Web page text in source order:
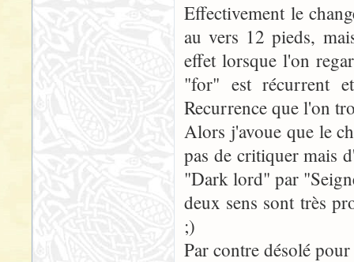
Effectivement le
au vers 12 pieds,
effet lorsque l'on
"for" est récurrent
Recurrence que l'on
Alors j'avoue que le
pas de critiquer mais
"Dark lord" par
deux sens sont très
;)
Par contre désolé